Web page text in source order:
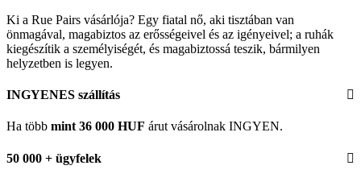
Ki a Rue Pairs vásárlója? Egy fiatal nő, aki tisztában van
önmagával, magabiztos az erősségeivel és az igényeivel; a ruhák
kiegészítik a személyiségét, és magabiztossá teszik, bármilyen
helyzetben is legyen.
INGYENES szállítás
Ha több mint 36 000 HUF árut vásárolnak INGYEN.
50 000 + ügyfelek